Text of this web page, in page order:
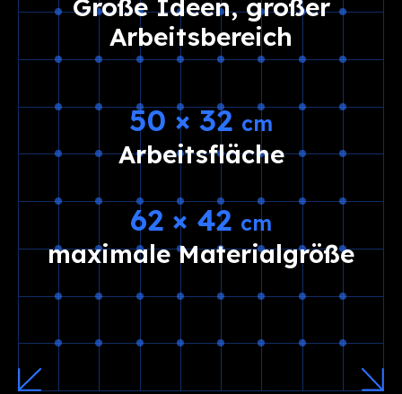
Große Ideen, großer
Arbeitsbereich
50 × 32cm
Arbeitsfläche
62 × 42 cm
maximale Materialgröße